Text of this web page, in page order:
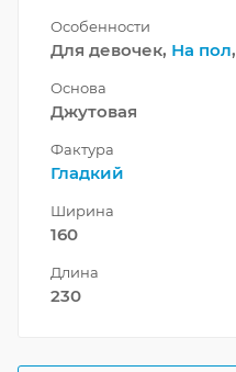
Особенности
Для девочек, На пол,
Основа
Джутовая
Фактура
Гладкий
Ширина
160
Длина
230